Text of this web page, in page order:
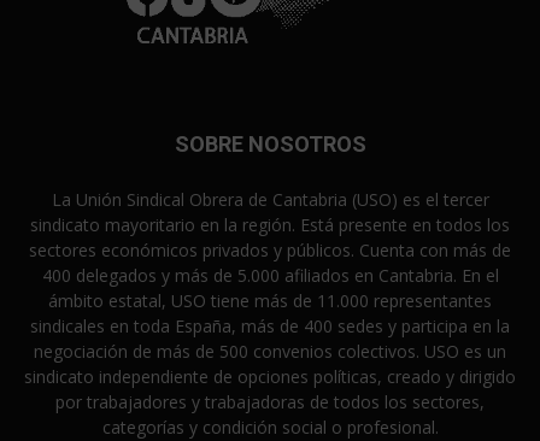
SOBRE NOSOTROS
La Unión Sindical Obrera de Cantabria (USO) es el tercer
sindicato mayoritario en la región. Está presente en todos los
sectores económicos privados y públicos. Cuenta con más de
400 delegados y más de 5.000 afiliados en Cantabria. En el
ámbito estatal, USO tiene más de 11.000 representantes
sindicales en toda España, más de 400 sedes y participa en la
negociación de más de 500 convenios colectivos. USO es un
sindicato independiente de opciones políticas, creado y dirigido
por trabajadores y trabajadoras de todos los sectores,
categorías y condición social o profesional.